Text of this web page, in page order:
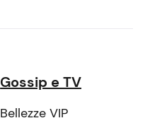
Gossip e TV
Bellezze VIP